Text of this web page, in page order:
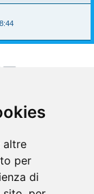
altre
per
di